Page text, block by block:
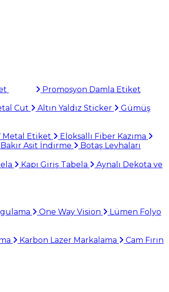
Promosyon Damla Etiket
Cut Altın Yaldız Sticker
Gümüş
Metal Etiket
Eloksallı Fiber Kazıma
Bakır Asit İndirme Botaş Levhaları
Kapı Giriş Tabela
Aynalı Dekota ve
One Way Vision
Lümen Folyo
Karbon Lazer Markalama
Cam Fırın